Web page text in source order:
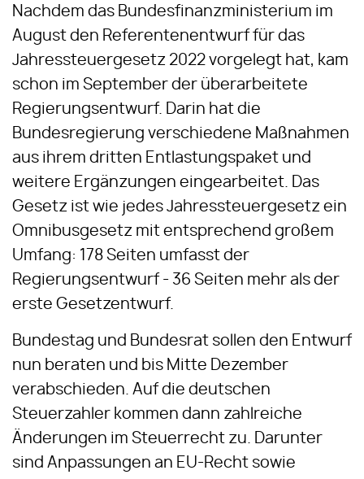
Nachdem das Bundesfinanzministerium im
August den Referentenentwurf für das
Jahressteuergesetz 2022 vorgelegt hat, kam
schon im September der überarbeitete
Regierungsentwurf. Darin hat die
Bundesregierung verschiedene Maßnahmen
aus ihrem dritten Entlastungspaket und
weitere Ergänzungen eingearbeitet. Das
Gesetz ist wie jedes Jahressteuergesetz ein
Omnibusgesetz mit entsprechend großem
Umfang: 178 Seiten umfasst der
Regierungsentwurf - 36 Seiten mehr als der
erste Gesetzentwurf.
Bundestag und Bundesrat sollen den Entwurf
nun beraten und bis Mitte Dezember
verabschieden. Auf die deutschen
Steuerzahler kommen dann zahlreiche
Änderungen im Steuerrecht zu. Darunter
sind Anpassungen an EU-Recht sowie